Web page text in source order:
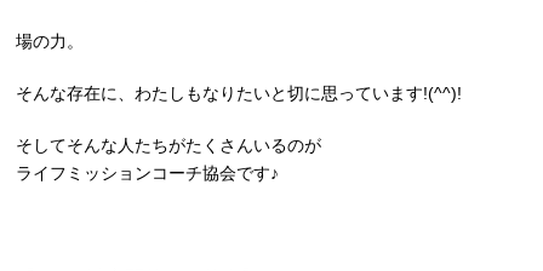
場の力。
そんな存在に、わたしもなりたいと切に思っています!(^^)!
そしてそんな人たちがたくさんいるのが
ライフミッションコーチ協会です♪